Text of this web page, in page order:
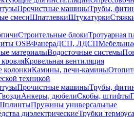
Прочистные машиныТрубы,
смесиШпатлевкиШтукатурки
Строительные блокиТротуарная
OSBФанераДСП, ЛДСП
материалыВодосточные системы
Кровельная вентиляция
колонкиКамины, печи-камины
техникой
Прочистные машиныТрубы,
Анкеры, дюбелиСкобы, штифты
Пружины универсальные
диэлектрическиеТрубки